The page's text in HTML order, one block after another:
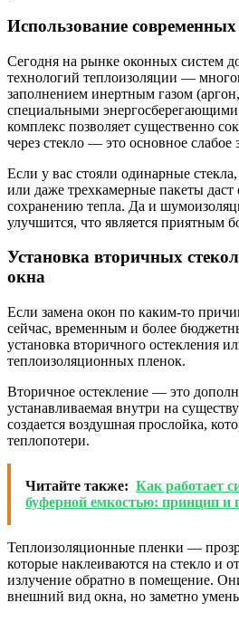
Использование современных
Сегодня на рынке оконных систем
технологий теплоизоляции —
заполнением инертным газом
специальными
комплекс позволяет существенно
через стекло — это основное слабое
Если у вас стояли одинарные
или даже трехкамерные пакеты
сохранению тепла. Да и
улучшится, что является приятным
Установка вторичных
окна
Если замена окон по каким-то
сейчас, временным и более
установка вторичного остекления
теплоизоляционных пленок.
Вторичное остекление — это
устанавливаемая внутри на
создается воздушная прослойка,
теплопотери.
Читайте также: Как работает
буферной емкостью: принцип и
Теплоизоляционные пленки —
которые наклеиваются на стекло и
излучение обратно в помещение.
внешний вид окна, но заметно